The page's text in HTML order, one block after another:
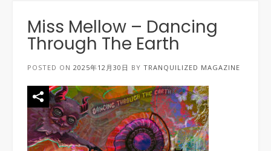
Miss Mellow – Dancing
Through The Earth
POSTED ON 2025年12月30日 BY TRANQUILIZED MAGAZINE